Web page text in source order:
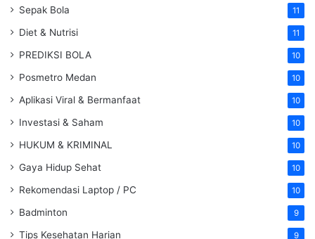
Sepak Bola 11
Diet & Nutrisi 11
PREDIKSI BOLA 10
Posmetro Medan 10
Aplikasi Viral & Bermanfaat 10
Investasi & Saham 10
HUKUM & KRIMINAL 10
Gaya Hidup Sehat 10
Rekomendasi Laptop / PC 10
Badminton 9
Tips Kesehatan Harian 9